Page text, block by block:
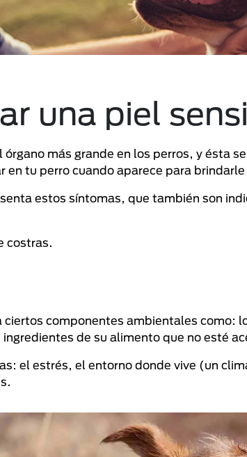
una piel
más grande en los perros, y ésta
tu perro cuando aparece para
estos síntomas, que también son
costras.
componentes ambientales como:
de su alimento que no esté
el estrés, el entorno donde vive (un